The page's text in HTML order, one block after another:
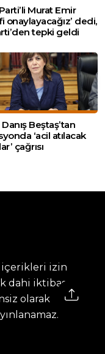
Murat Emir
onaylayacağız’ dedi,
tepki geldi
Beştaş’tan
‘acil atılacak
çağrısı
içerikleri izin
dahi iktibas
olarak